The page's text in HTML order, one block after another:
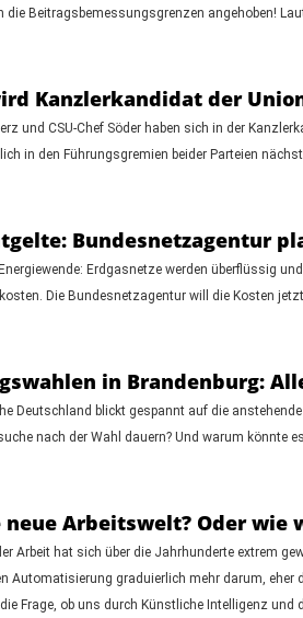
die Beitragsbemessungsgrenzen angehoben!
Kanzlerkandidat der
und CSU-Chef Söder haben sich in der
in den Führungsgremien beider Parteien
Bundesnetzagentur
Erdgasnetze werden überflüssig
Die Bundesnetzagentur will die Kosten
in Brandenburg:
Deutschland blickt gespannt auf die
nach der Wahl dauern? Und warum könnte
neue Arbeitswelt? Oder
Arbeit hat sich über die Jahrhunderte extrem
Automatisierung graduierlich mehr darum,
Frage, ob uns durch Künstliche Intelligenz